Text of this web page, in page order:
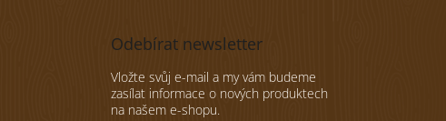
Odebírat newsletter
Vložte svůj e-mail a my vám budeme
zasílat informace o nových produktech
na našem e-shopu.